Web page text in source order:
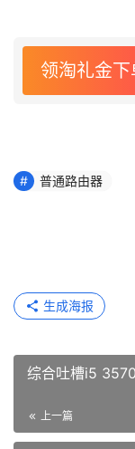
领淘礼金下
普通路由器
生成海报
综合吐槽i5
上一篇